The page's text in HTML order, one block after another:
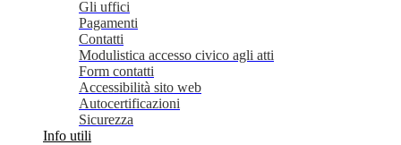
Gli uffici
Pagamenti
Contatti
Modulistica accesso civico agli atti
Form contatti
Accessibilità sito web
Autocertificazioni
Sicurezza
Info utili